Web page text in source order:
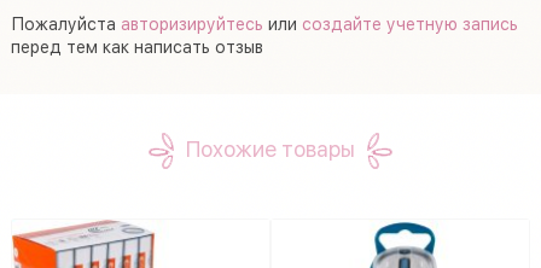
Пожалуйста авторизируйтесь или создайте учетную запись
перед тем как написать отзыв
Похожие товары